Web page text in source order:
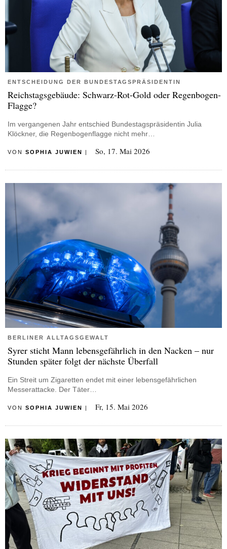
ENTSCHEIDUNG DER BUNDESTAGSPRÄSIDENTIN
Reichstagsgebäude: Schwarz-Rot-Gold oder Regenbogen-
Flagge?
Im vergangenen Jahr entschied Bundestagspräsidentin Julia
Klöckner, die Regenbogenflagge nicht mehr…
VON SOPHIA JUWIEN | So, 17. Mai 2026
BERLINER ALLTAGSGEWALT
Syrer sticht Mann lebensgefährlich in den Nacken – nur
Stunden später folgt der nächste Überfall
Ein Streit um Zigaretten endet mit einer lebensgefährlichen
Messerattacke. Der Täter…
VON SOPHIA JUWIEN | Fr, 15. Mai 2026